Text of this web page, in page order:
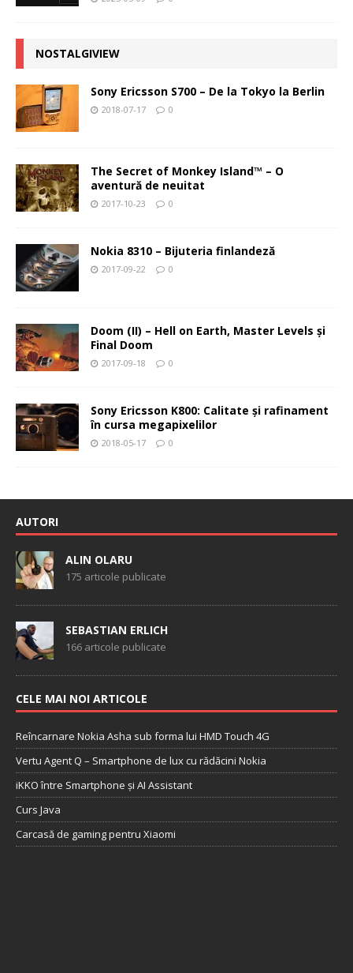
NOSTALGIVIEW
Sony Ericsson S700 – De la Tokyo la Berlin
2018-07-17 0
The Secret of Monkey Island™ – O
aventură de neuitat
2017-10-23 0
Nokia 8310 – Bijuteria finlandeză
2017-09-22 0
Doom (II) – Hell on Earth, Master Levels şi
Final Doom
2017-09-18 0
Sony Ericsson K800: Calitate şi rafinament
în cursa megapixelilor
2018-05-17 0
AUTORI
ALIN OLARU
175 articole publicate
SEBASTIAN ERLICH
166 articole publicate
CELE MAI NOI ARTICOLE
Reîncarnare Nokia Asha sub forma lui HMD Touch 4G
Vertu Agent Q – Smartphone de lux cu rădăcini Nokia
iKKO între Smartphone și AI Assistant
Curs Java
Carcasă de gaming pentru Xiaomi